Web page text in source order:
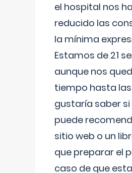
el hospital nos
reducido las
la mínima
Estamos de 21
aunque nos
tiempo hasta
gustaría saber si
puede
sitio web o un
que preparar el
caso de que esta